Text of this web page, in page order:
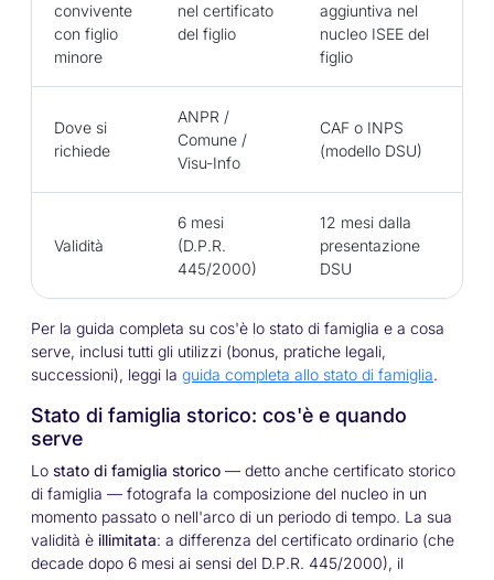
convivente
con figlio
minore
nel certificato
del figlio
aggiuntiva nel
nucleo ISEE del
figlio
Dove si
richiede
ANPR /
Comune /
Visu-Info
CAF o INPS
(modello DSU)
Validità
6 mesi
(D.P.R.
445/2000)
12 mesi dalla
presentazione
DSU
Per la guida completa su cos'è lo stato di famiglia e a cosa
serve, inclusi tutti gli utilizzi (bonus, pratiche legali,
successioni), leggi la guida completa allo stato di famiglia.
Stato di famiglia storico: cos'è e quando
serve
Lo stato di famiglia storico — detto anche certificato storico
di famiglia — fotografa la composizione del nucleo in un
momento passato o nell'arco di un periodo di tempo. La sua
validità è illimitata: a differenza del certificato ordinario (che
decade dopo 6 mesi ai sensi del D.P.R. 445/2000), il